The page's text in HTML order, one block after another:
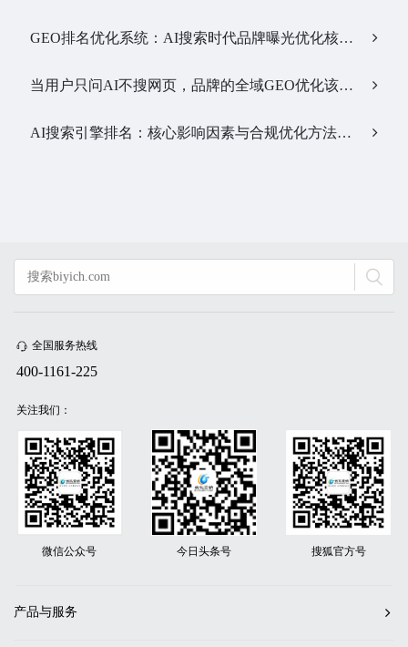
GEO排名优化系统：AI搜索时代品牌曝光优化核心工具…
当用户只问AI不搜网页，品牌的全域GEO优化该交给谁？…
AI搜索引擎排名：核心影响因素与合规优化方法…
全国服务热线
400-1161-225
关注我们：
微信公众号 今日头条号 搜狐官方号
产品与服务